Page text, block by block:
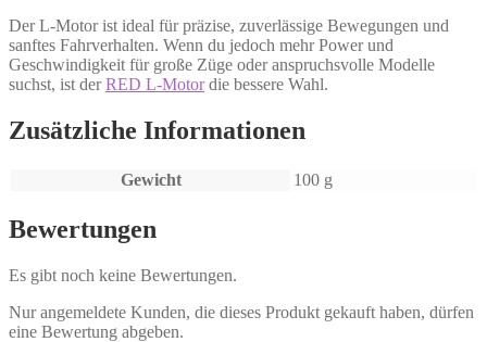
Der L-Motor ist ideal für präzise, zuverlässige Bewegungen und
sanftes Fahrverhalten. Wenn du jedoch mehr Power und
Geschwindigkeit für große Züge oder anspruchsvolle Modelle
suchst, ist derRED L-Motordie bessere Wahl.
Zusätzliche Informationen
Gewicht 100 g
Bewertungen
Es gibt noch keine Bewertungen.
Nur angemeldete Kunden, die dieses Produkt gekauft haben, dürfen
eine Bewertung abgeben.